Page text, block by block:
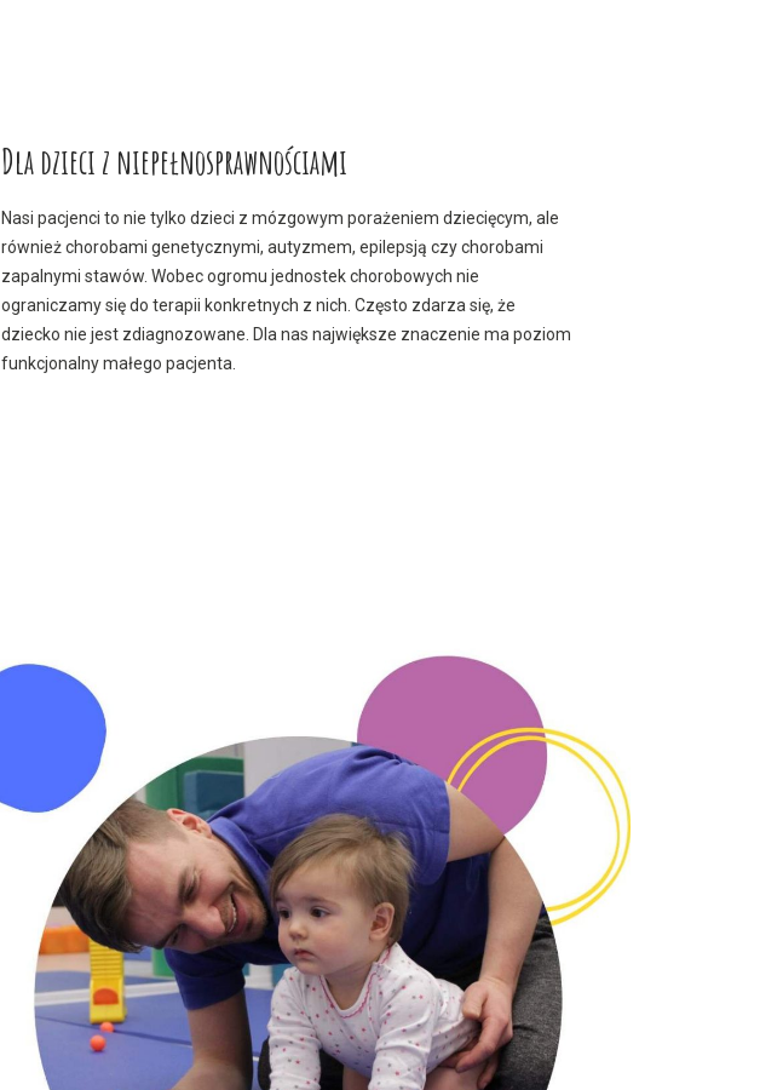
Dla dzieci z niepełnosprawnościami
Nasi pacjenci to nie tylko dzieci z mózgowym porażeniem dziecięcym, ale
również chorobami genetycznymi, autyzmem, epilepsją czy chorobami
zapalnymi stawów. Wobec ogromu jednostek chorobowych nie
ograniczamy się do terapii konkretnych z nich. Często zdarza się, że
dziecko nie jest zdiagnozowane. Dla nas największe znaczenie ma poziom
funkcjonalny małego pacjenta.